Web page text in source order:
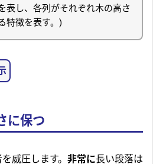
表し、各列がそれぞれ木の高さ
特徴を表す。)
に保つ
威圧します。 非常に長い段落は